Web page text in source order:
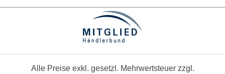
Alle Preise exkl. gesetzl. Mehrwertsteuer zzgl.